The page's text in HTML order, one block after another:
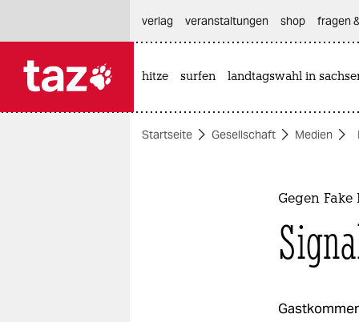
themen
verlag
veranstaltungen shop fragen
hitze surfen landtagswahl in
Startseite Gesellschaft Medien
Gegen